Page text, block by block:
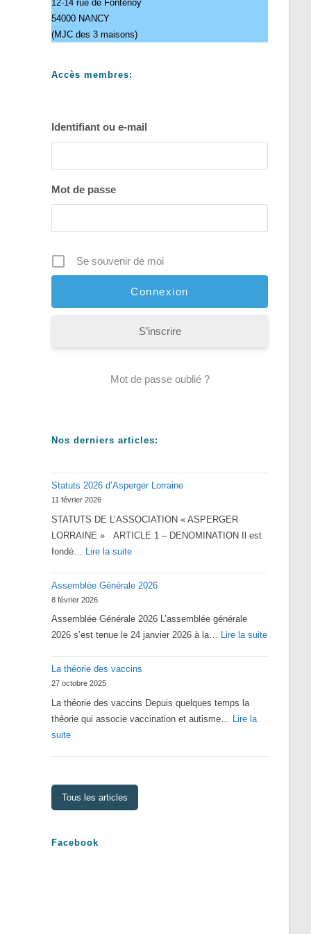
12-14 rue de Fontenoy
54000 NANCY
(MJC des 3 maisons)
Accès membres:
Identifiant ou e-mail
Mot de passe
Se souvenir de moi
S’inscrire
Mot de passe oublié ?
Nos derniers articles:
Statuts 2026 d’Asperger Lorraine
11 février 2026
STATUTS DE L’ASSOCIATION « ASPERGER
LORRAINE » ARTICLE 1 – DENOMINATION Il est
fondé… Lire la suite:
2026
Lorraine
Assemblée Générale 2026
8 février 2026
Assemblée Générale 2026 L’assemblée générale
2026 s’est tenue le 24 janvier 2026 à la… Lire la suite:
La théorie des vaccins
27 octobre 2025
La théorie des vaccins Depuis quelques temps la
théorie qui associe vaccination et autisme… Lire la
suite:
des
vaccins
Tous les articles
Facebook